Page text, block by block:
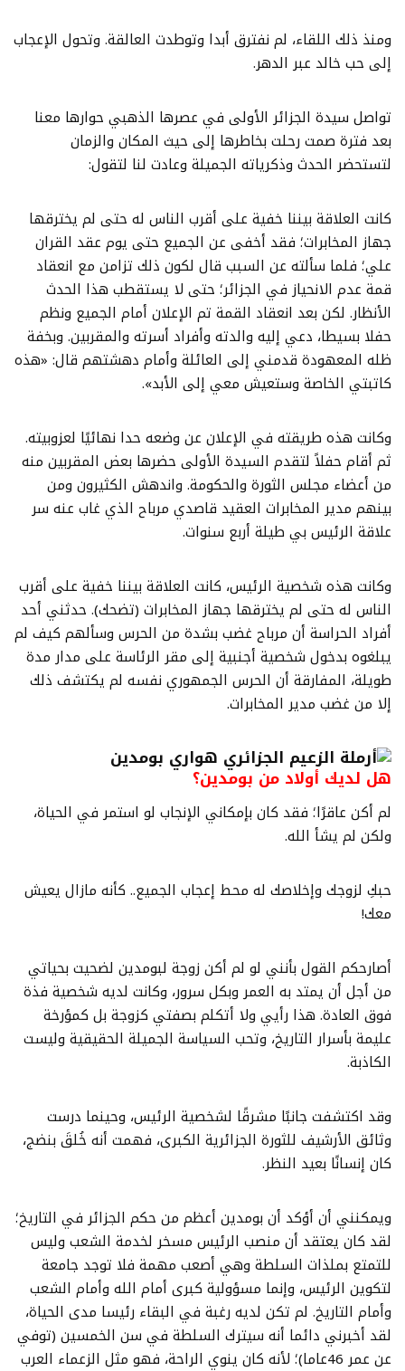
ومنذ ذلك اللقاء، لم نفترق أبدا وتوطدت العالقة. وتحول الإعجاب
إلى حب خالد عبر الدهر.
تواصل سيدة الجزائر الأولى في عصرها الذهبي حوارها معنا
بعد فترة صمت رحلت بخاطرها إلى حيث المكان والزمان
لتستحضر الحدث وذكرياته الجميلة وعادت لنا لتقول:
كانت العلاقة بيننا خفية على أقرب الناس له حتى لم يخترقها
جهاز المخابرات؛ فقد أخفى عن الجميع حتى يوم عقد القران
علي؛ فلما سألته عن السبب قال لكون ذلك تزامن مع انعقاد
قمة عدم الانحياز في الجزائر؛ حتى لا يستقطب هذا الحدث
الأنظار. لكن بعد انعقاد القمة تم الإعلان أمام الجميع ونظم
حفلا بسيطا، دعي إليه والدته وأفراد أسرته والمقربين. وبخفة
ظله المعهودة قدمني إلى العائلة وأمام دهشتهم قال: «هذه
كاتبتي الخاصة وستعيش معي إلى الأبد».
وكانت هذه طريقته في الإعلان عن وضعه حدا نهائيًا لعزوبيته.
ثم أقام حفلاً لتقدم السيدة الأولى حضرها بعض المقربين منه
من أعضاء مجلس الثورة والحكومة. واندهش الكثيرون ومن
بينهم مدير المخابرات العقيد قاصدي مرباح الذي غاب عنه سر
علاقة الرئيس بي طيلة أربع سنوات.
وكانت هذه شخصية الرئيس، كانت العلاقة بيننا خفية على أقرب
الناس له حتى لم يخترقها جهاز المخابرات (تضحك). حدثني أحد
أفراد الحراسة أن مرباح غضب بشدة من الحرس وسألهم كيف لم
يبلغوه بدخول شخصية أجنبية إلى مقر الرئاسة على مدار مدة
طويلة، المفارقة أن الحرس الجمهوري نفسه لم يكتشف ذلك
إلا من غضب مدير المخابرات.
هل لديك أولاد من بومدين؟
لم أكن عاقرًا؛ فقد كان بإمكاني الإنجاب لو استمر في الحياة،
ولكن لم يشأ الله.
حبكِ لزوجك وإخلاصك له محط إعجاب الجميع.. كأنه مازال يعيش
معك!
أصارحكم القول بأنني لو لم أكن زوجة لبومدين لضحيت بحياتي
من أجل أن يمتد به العمر وبكل سرور، وكانت لديه شخصية فذة
فوق العادة. هذا رأيي ولا أتكلم بصفتي كزوجة بل كمؤرخة
عليمة بأسرار التاريخ، وتحب السياسة الجميلة الحقيقية وليست
الكاذبة.
وقد اكتشفت جانبًا مشرقًا لشخصية الرئيس، وحينما درست
وثائق الأرشيف للثورة الجزائرية الكبرى، فهمت أنه خُلقَ بنضج،
كان إنسانًا بعيد النظر.
ويمكنني أن أؤكد أن بومدين أعظم من حكم الجزائر في التاريخ؛
لقد كان يعتقد أن منصب الرئيس مسخر لخدمة الشعب وليس
للتمتع بملذات السلطة وهي أصعب مهمة فلا توجد جامعة
لتكوين الرئيس، وإنما مسؤولية كبرى أمام الله وأمام الشعب
وأمام التاريخ. لم تكن لديه رغبة في البقاء رئيسا مدى الحياة،
لقد أخبرني دائما أنه سيترك السلطة في سن الخمسين (توفي
عن عمر 46عاما)؛ لأنه كان ينوي الراحة، فهو مثل الزعماء العرب